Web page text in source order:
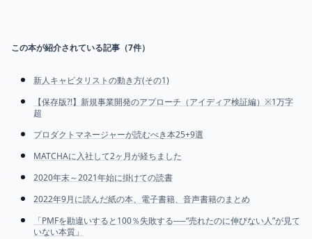
この本が紹介されている記事（7件）
新人キャピタリストの動き方(その1)
【保存版?!】新規事業開発のアプローチ（アイディア検証編）※1万字
超
プロダクトマネージャーが読むべき本25+9選
MATCHAに入社して2ヶ月が経ちました
2020年末～2021年始に掛けての読書
2022年9月に読んだ紙の本、電子書籍、音声書籍のまとめ
「PMFを勘違いすると100％失敗する──“売れたのに伸びない人”が見て
いない本質」